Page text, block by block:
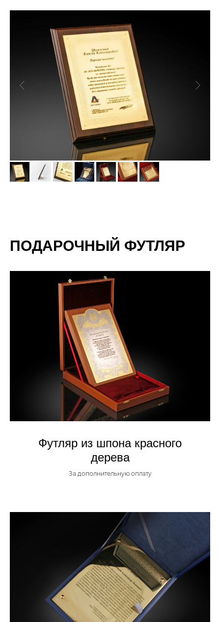
ПОДАРОЧНЫЙ ФУТЛЯР
Футляр из шпона красного
дерева
За дополнительную оплату